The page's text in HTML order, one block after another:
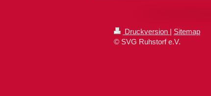
Druckversion | Sitemap
© SVG Ruhstorf e.V.